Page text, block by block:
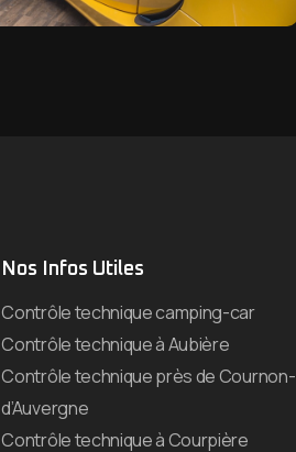
Nos Infos Utiles
Contrôle technique camping-car
Contrôle technique à Aubière
Contrôle technique près de Cournon-
d’Auvergne
Contrôle technique à Courpière